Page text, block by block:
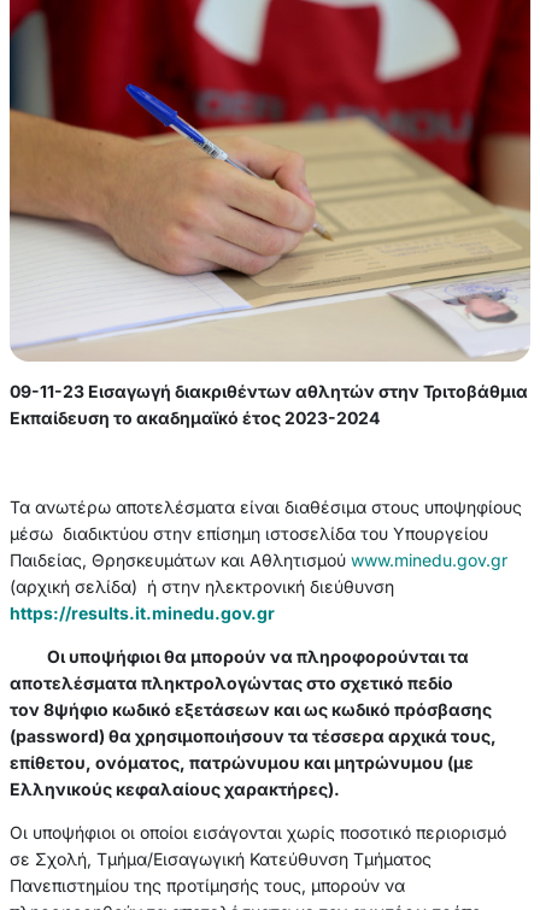
09-11-23 Εισαγωγή διακριθέντων αθλητών στην Τριτοβάθμια
Εκπαίδευση το ακαδημαϊκό έτος 2023-2024
Τα ανωτέρω αποτελέσματα είναι διαθέσιμα στους υποψηφίους
μέσω διαδικτύου στην επίσημη ιστοσελίδα του Υπουργείου
Παιδείας, Θρησκευμάτων και Αθλητισμού www.minedu.gov.gr
(αρχική σελίδα) ή στην ηλεκτρονική διεύθυνση
https://results.it.minedu.gov.gr
Οι υποψήφιοι θα μπορούν να πληροφορούνται τα
αποτελέσματα πληκτρολογώντας στο σχετικό πεδίο
τον 8ψήφιο κωδικό εξετάσεων και ως κωδικό πρόσβασης
(password) θα χρησιμοποιήσουν τα τέσσερα αρχικά τους,
επίθετου, ονόματος, πατρώνυμου και μητρώνυμου (με
Ελληνικούς κεφαλαίους χαρακτήρες).
Οι υποψήφιοι οι οποίοι εισάγονται χωρίς ποσοτικό περιορισμό
σε Σχολή, Τμήμα/Εισαγωγική Κατεύθυνση Τμήματος
Πανεπιστημίου της προτίμησής τους, μπορούν να